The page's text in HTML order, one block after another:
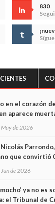
830
en el corazón
aparece
captan sus
May de 2026
que convirtió
Jun de 2026
ya no es
el Tribunal de